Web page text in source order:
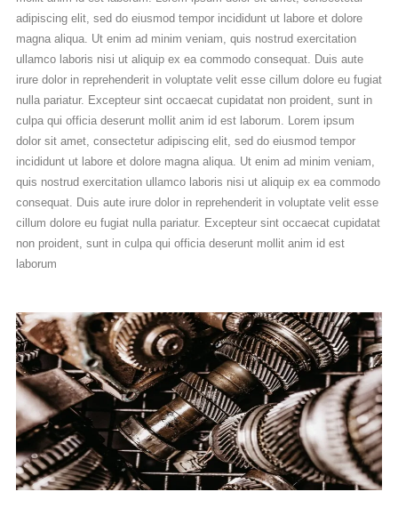
adipiscing elit, sed do eiusmod tempor incididunt ut labore et dolore
magna aliqua. Ut enim ad minim veniam, quis nostrud exercitation
ullamco laboris nisi ut aliquip ex ea commodo consequat. Duis aute
irure dolor in reprehenderit in voluptate velit esse cillum dolore eu fugiat
nulla pariatur. Excepteur sint occaecat cupidatat non proident, sunt in
culpa qui officia deserunt mollit anim id est laborum. Lorem ipsum
dolor sit amet, consectetur adipiscing elit, sed do eiusmod tempor
incididunt ut labore et dolore magna aliqua. Ut enim ad minim veniam,
quis nostrud exercitation ullamco laboris nisi ut aliquip ex ea commodo
consequat. Duis aute irure dolor in reprehenderit in voluptate velit esse
cillum dolore eu fugiat nulla pariatur. Excepteur sint occaecat cupidatat
non proident, sunt in culpa qui officia deserunt mollit anim id est
laborum